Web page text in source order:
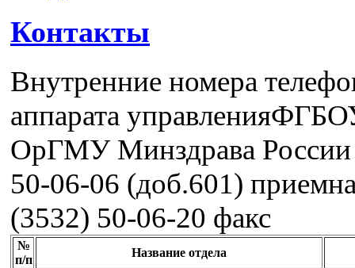
Контакты
Внутренние номера
аппарата
ОрГМУ Минздрава России
50-06-06 (доб.601)
(3532) 50-06-20 факс
№
п/п
Название отдела